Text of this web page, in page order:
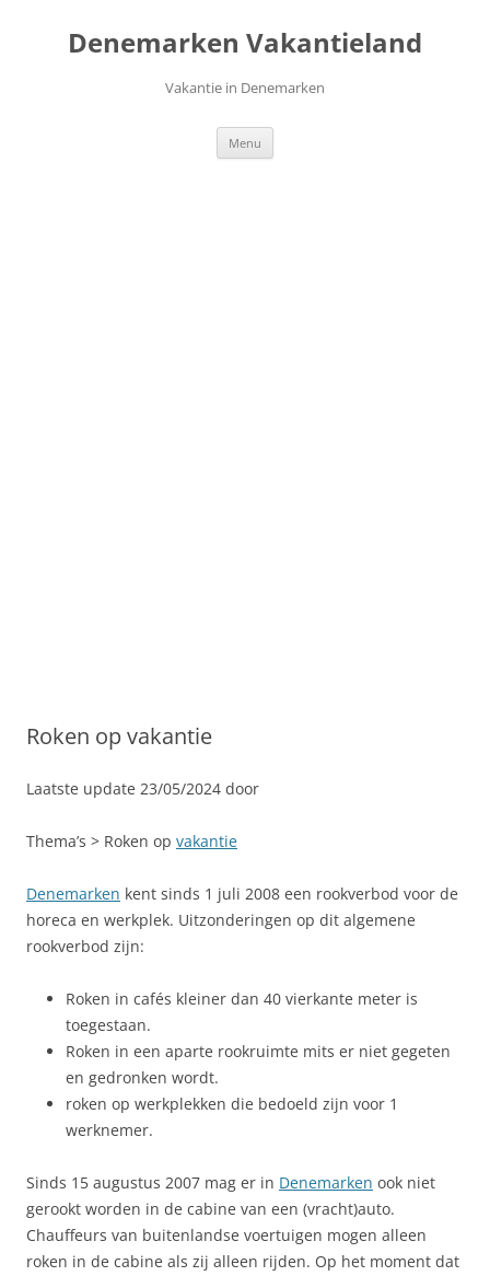
inhoudDenemarken Vakantieland
Vakantie in Denemarken
Menu
Roken op vakantie
Laatste update 23/05/2024 door
Thema’s > Roken op vakantie
Denemarken kent sinds 1 juli 2008 een rookverbod voor de
horeca en werkplek. Uitzonderingen op dit algemene
rookverbod zijn:
Roken in cafés kleiner dan 40 vierkante meter is
toegestaan.
Roken in een aparte rookruimte mits er niet gegeten
en gedronken wordt.
roken op werkplekken die bedoeld zijn voor 1
werknemer.
Sinds 15 augustus 2007 mag er in Denemarken ook niet
gerookt worden in de cabine van een (vracht)auto.
Chauffeurs van buitenlandse voertuigen mogen alleen
roken in de cabine als zij alleen rijden. Op het moment dat